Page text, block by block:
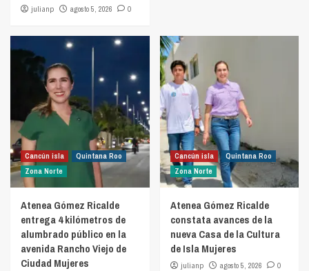
julianp agosto 5, 2026 0
Cancún isla
Quintana Roo
Zona Norte
Atenea Gómez Ricalde
entrega 4 kilómetros de
alumbrado público en la
avenida Rancho Viejo de
Ciudad Mujeres
Cancún isla
Quintana Roo
Zona Norte
Atenea Gómez Ricalde
constata avances de la
nueva Casa de la Cultura
de Isla Mujeres
julianp agosto 5, 2026 0